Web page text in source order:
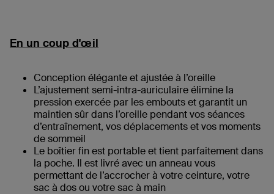
En un coup d'œil
Conception élégante et ajustée à l’oreille
L’ajustement semi-intra-auriculaire élimine la
pression exercée par les embouts et garantit un
maintien sûr dans l’oreille pendant vos séances
d’entraînement, vos déplacements et vos moments
de sommeil
Le boîtier fin est portable et tient parfaitement dans
la poche. Il est livré avec un anneau vous
permettant de l’accrocher à votre ceinture, votre
sac à dos ou votre sac à main